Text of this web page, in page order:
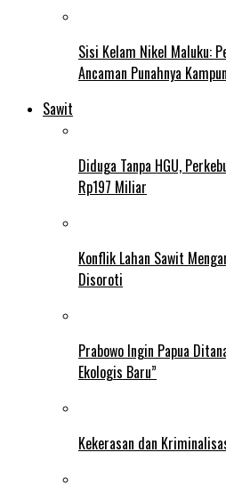
Sisi Kelam Nikel Maluku:
Ancaman Punahnya
Sawit
Diduga Tanpa HGU,
Rp197 Miliar
Konflik Lahan Sawit
Disoroti
Prabowo Ingin Papua
Ekologis Baru”
Kekerasan dan